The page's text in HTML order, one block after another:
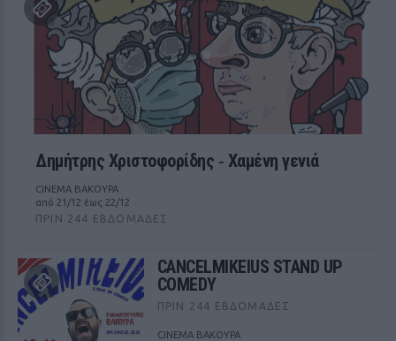
Δημήτρης Χριστοφορίδης ‑ Χαμένη γενιά
CINEMA ΒΑΚΟΥΡΑ
από 21/12 έως 22/12
ΠΡΙΝ 244 ΕΒΔΟΜΆΔΕΣ
CANCELMIKEIUS STAND UP
COMEDY
ΠΡΙΝ 244 ΕΒΔΟΜΆΔΕΣ
CINEMA ΒΑΚΟΥΡΑ